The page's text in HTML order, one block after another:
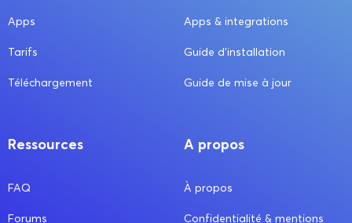
Apps
Tarifs
Téléchargement
Apps & integrations
Guide d’installation
Guide de mise à jour
Ressources
FAQ
Forums
A propos
À propos
Confidentialité & mentions